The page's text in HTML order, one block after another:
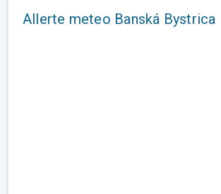
Allerte meteo Banská Bystrica